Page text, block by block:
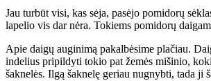
Jau tur­būt vi­si, kas sė­ja, pa­sė­jo po­mi­do­rų
la­pe­lio vis dar nė­ra. To­kiems po­mi­do­rų
Apie dai­gų au­gi­ni­mą pa­kal­bė­si­me pla­čiau.
in­de­lius pri­pil­dy­ti to­kio pat že­mės mi­ši­nio,
šak­ne­lės. Il­gą šak­ne­lę ge­riau nu­gnyb­ti, ta­da ji